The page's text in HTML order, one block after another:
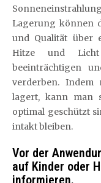
Lagerung können
und Qualität über
Hitze und
beeinträchtigen
verderben.
lagert, kann man
optimal geschützt
intakt bleiben.
Vor der
auf Kinder oder
informieren.